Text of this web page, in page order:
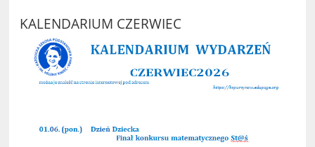
KALENDARIUM CZERWIEC